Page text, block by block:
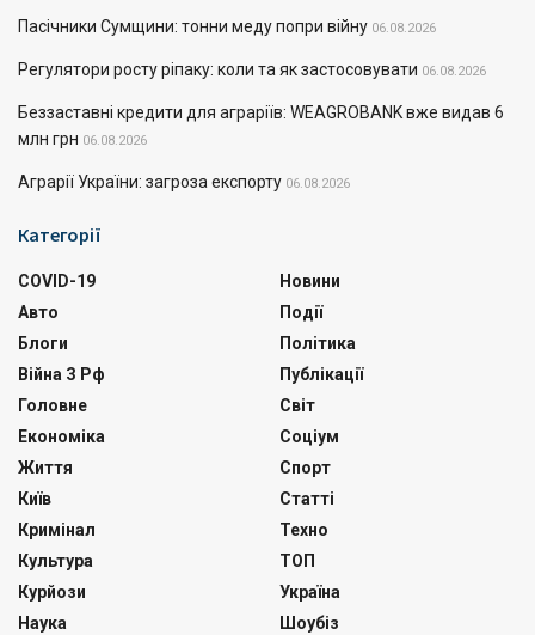
Пасічники Сумщини: тонни меду попри війну 06.08.2026
Регулятори росту ріпаку: коли та як застосовувати 06.08.2026
Беззаставні кредити для аграріїв: WEAGROBANK вже видав 6
млн грн 06.08.2026
Аграрії України: загроза експорту 06.08.2026
Категорії
COVID-19
Авто
Блоги
Війна З Рф
Головне
Економіка
Життя
Київ
Кримінал
Культура
Курйози
Наука
Новини
Події
Політика
Публікації
Світ
Соціум
Спорт
Статті
Техно
ТОП
Україна
Шоубіз